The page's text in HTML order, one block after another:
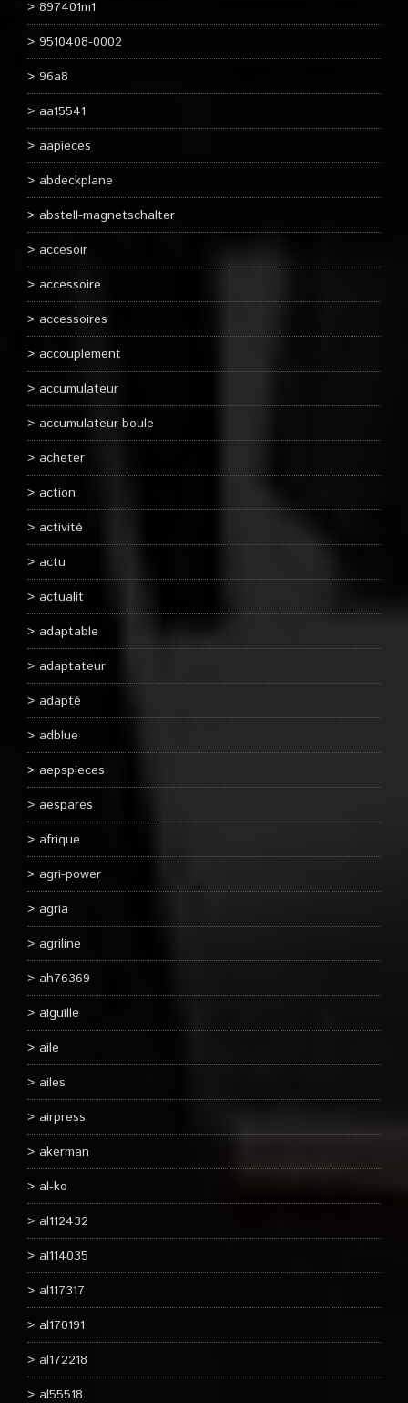
897401m1
9510408-0002
96a8
aa15541
aapieces
abdeckplane
abstell-magnetschalter
accesoir
accessoire
accessoires
accouplement
accumulateur
accumulateur-boule
acheter
action
activité
actu
actualit
adaptable
adaptateur
adapté
adblue
aepspieces
aespares
afrique
agri-power
agria
agriline
ah76369
aiguille
aile
ailes
airpress
akerman
al-ko
al112432
al114035
al117317
al170191
al172218
al55518